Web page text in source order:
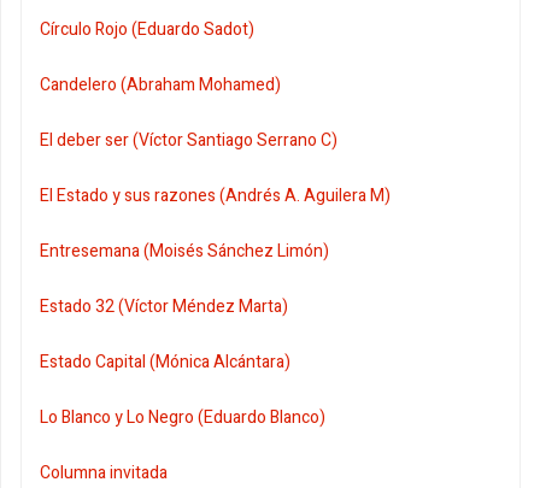
Círculo Rojo (Eduardo Sadot)
Candelero (Abraham Mohamed)
El deber ser (Víctor Santiago Serrano C)
El Estado y sus razones (Andrés A. Aguilera M)
Entresemana (Moisés Sánchez Limón)
Estado 32 (Víctor Méndez Marta)
Estado Capital (Mónica Alcántara)
Lo Blanco y Lo Negro (Eduardo Blanco)
Columna invitada